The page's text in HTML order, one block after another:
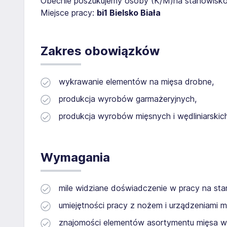
Miejsce pracy: bi1 Bielsko Biała
Zakres obowiązków
wykrawanie elementów na mięsa drobne,
produkcja wyrobów garmażeryjnych,
produkcja wyrobów mięsnych i
Wymagania
mile widziane doświadczenie w pracy na
umiejętności pracy z nożem i urządzeniami
znajomości elementów asortymentu mięsa